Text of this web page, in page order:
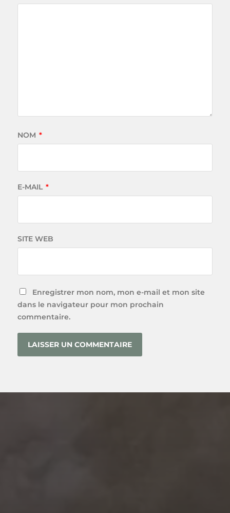
NOM *
E-MAIL *
SITE WEB
Enregistrer mon nom, mon e-mail et mon site
dans le navigateur pour mon prochain
commentaire.